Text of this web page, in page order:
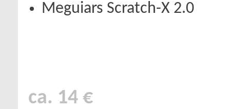
Meguiars Scratch-X 2.0
ca. 14 €